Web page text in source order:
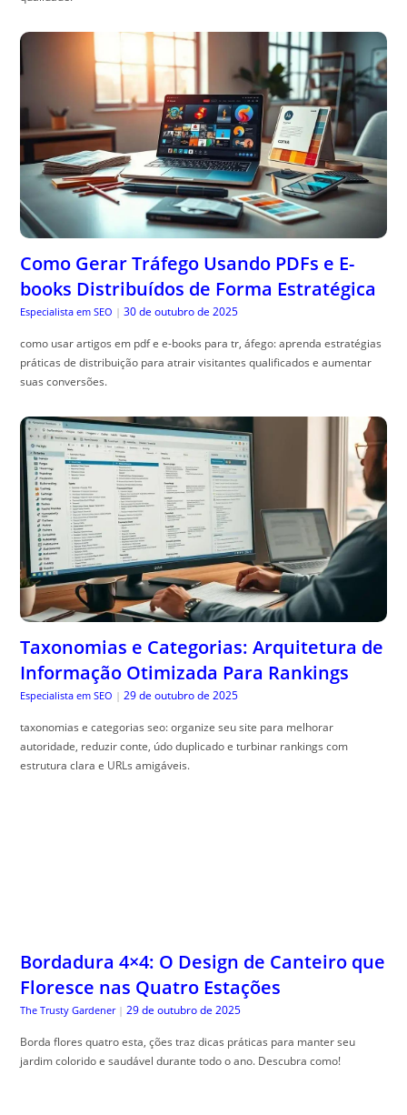
Como Gerar Tráfego Usando PDFs e E-
books Distribuídos de Forma Estratégica
Especialista em SEO 30 de outubro de 2025
práticas de distribuição para atrair visitantes qualificados e aumentar
suas conversões.
Taxonomias e Categorias: Arquitetura de
Informação Otimizada Para Rankings
Especialista em SEO | 29 de outubro de 2025
taxonomias e categorias seo: organize seu site para melhorar
autoridade, reduzir conte, údo duplicado e turbinar rankings com
estrutura clara e URLs amigáveis.
Borda flores quatro esta, ções traz dicas práticas para manter seu
jardim colorido e saudável durante todo o ano. Descubra como!